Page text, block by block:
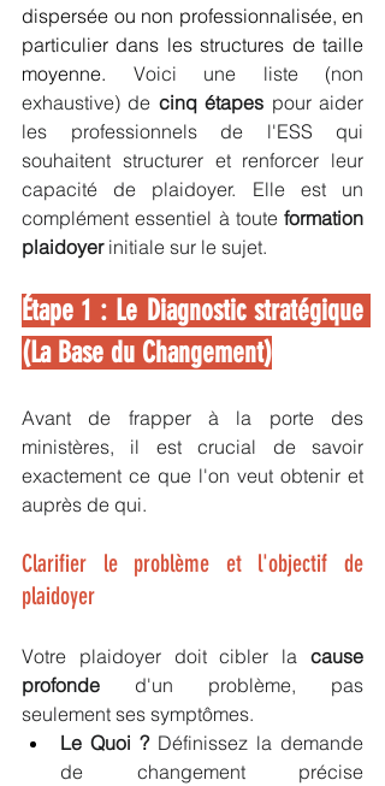
dispersée ou non professionnalisée, en
particulier dans les structures de taille
moyenne. Voici une liste (non
exhaustive) de cinq étapes pour aider
les professionnels de l'ESS qui
souhaitent structurer et renforcer leur
capacité de plaidoyer. Elle est un
complément essentiel à toute formation
plaidoyer initiale sur le sujet.
Étape 1 : Le Diagnostic stratégique
(La Base du Changement)
Avant de frapper à la porte des
ministères, il est crucial de savoir
exactement ce que l'on veut obtenir et
auprès de qui.
Clarifier le problème et l'objectif de
plaidoyer
Votre plaidoyer doit cibler la cause
profonde d'un problème, pas
seulement ses symptômes.
Le Quoi ? Définissez la demande
de changement précise